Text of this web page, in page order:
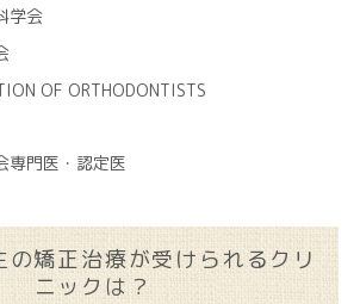
学会
OF ORTHODONTISTS
専門医・認定医
の矯正治療が受けられるクリ
ニックは？